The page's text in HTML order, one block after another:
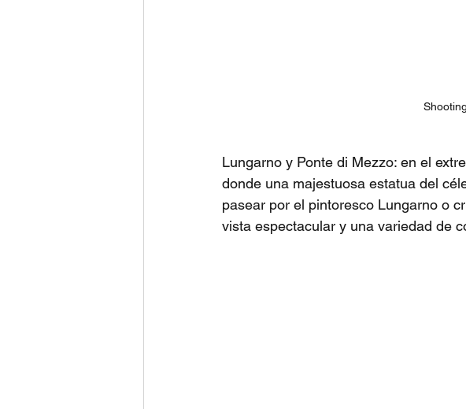
Lungarno y Ponte di Mezzo: en el
donde una majestuosa estatua del
pasear por el pintoresco Lungarno o
vista espectacular y una variedad de